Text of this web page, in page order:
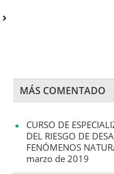
MÁS COMENTADO
CURSO DE
DEL RIESGO DE
FENÓMENOS
marzo de 2019